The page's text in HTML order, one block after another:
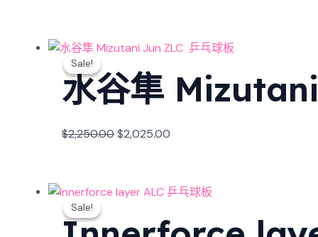
Sale!
Sale!
水谷隼
$2,250.00$2,025.00
Sale!
Sale!